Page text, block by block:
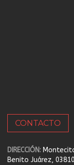
CONTACTO
DIRECCIÓN:
Benito Juárez,